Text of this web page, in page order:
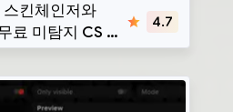
SharkHack
킨체인저와
료 미탐지 CS 2
4.7